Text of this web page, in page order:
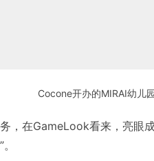
Cocone开办的MIRAI幼儿
，在GameLook看来，亮眼